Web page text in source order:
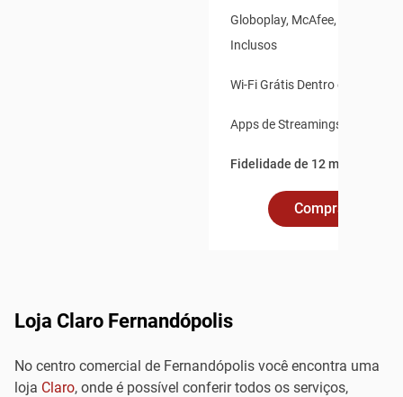
Globoplay, McAfee, Claro
Inclusos
Wi-Fi Grátis Dentro e Fora de
Apps de Streamings
Fidelidade de 12 meses.
Comprar Online
Loja Claro Fernandópolis
No centro comercial de Fernandópolis você encontra uma
loja Claro, onde é possível conferir todos os serviços,